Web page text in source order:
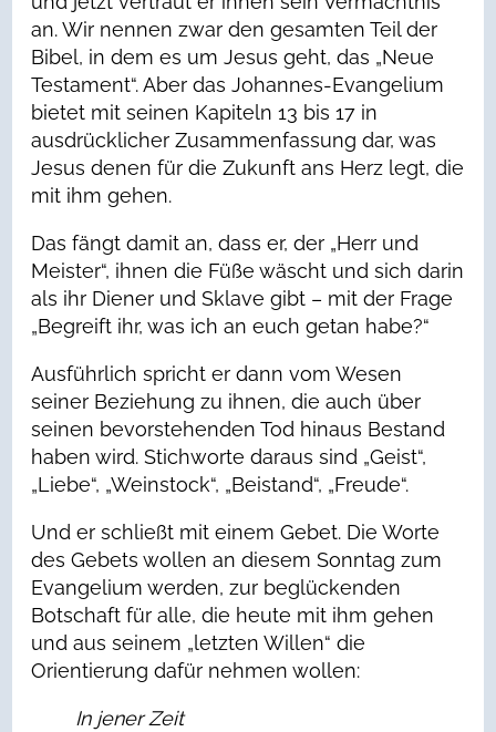
an. Wir nennen zwar den gesamten Teil der
Bibel, in dem es um Jesus geht, das „Neue
Testament“. Aber das Johannes-Evangelium
bietet mit seinen Kapiteln 13 bis 17 in
ausdrücklicher Zusammenfassung dar, was
Jesus denen für die Zukunft ans Herz legt, die
mit ihm gehen.
Das fängt damit an, dass er, der „Herr und
Meister“, ihnen die Füße wäscht und sich darin
als ihr Diener und Sklave gibt – mit der Frage
„Begreift ihr, was ich an euch getan habe?“
Ausführlich spricht er dann vom Wesen
seiner Beziehung zu ihnen, die auch über
seinen bevorstehenden Tod hinaus Bestand
haben wird. Stichworte daraus sind „Geist“,
„Liebe“, „Weinstock“, „Beistand“, „Freude“.
Und er schließt mit einem Gebet. Die Worte
des Gebets wollen an diesem Sonntag zum
Evangelium werden, zur beglückenden
Botschaft für alle, die heute mit ihm gehen
und aus seinem „letzten Willen“ die
Orientierung dafür nehmen wollen:
In jener Zeit